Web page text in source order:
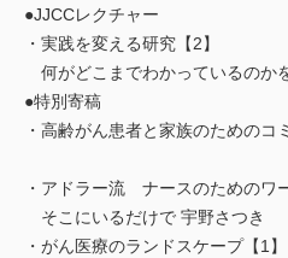
●JJCCレクチャー
・実践を変える研究【2】
何がどこまでわかっているのか
●特別寄稿
・高齢がん患者と家族のための
・アドラー流 ナースのためのワ
そこにいるだけで 宇野さつき
・がん医療のランドスケープ【1】